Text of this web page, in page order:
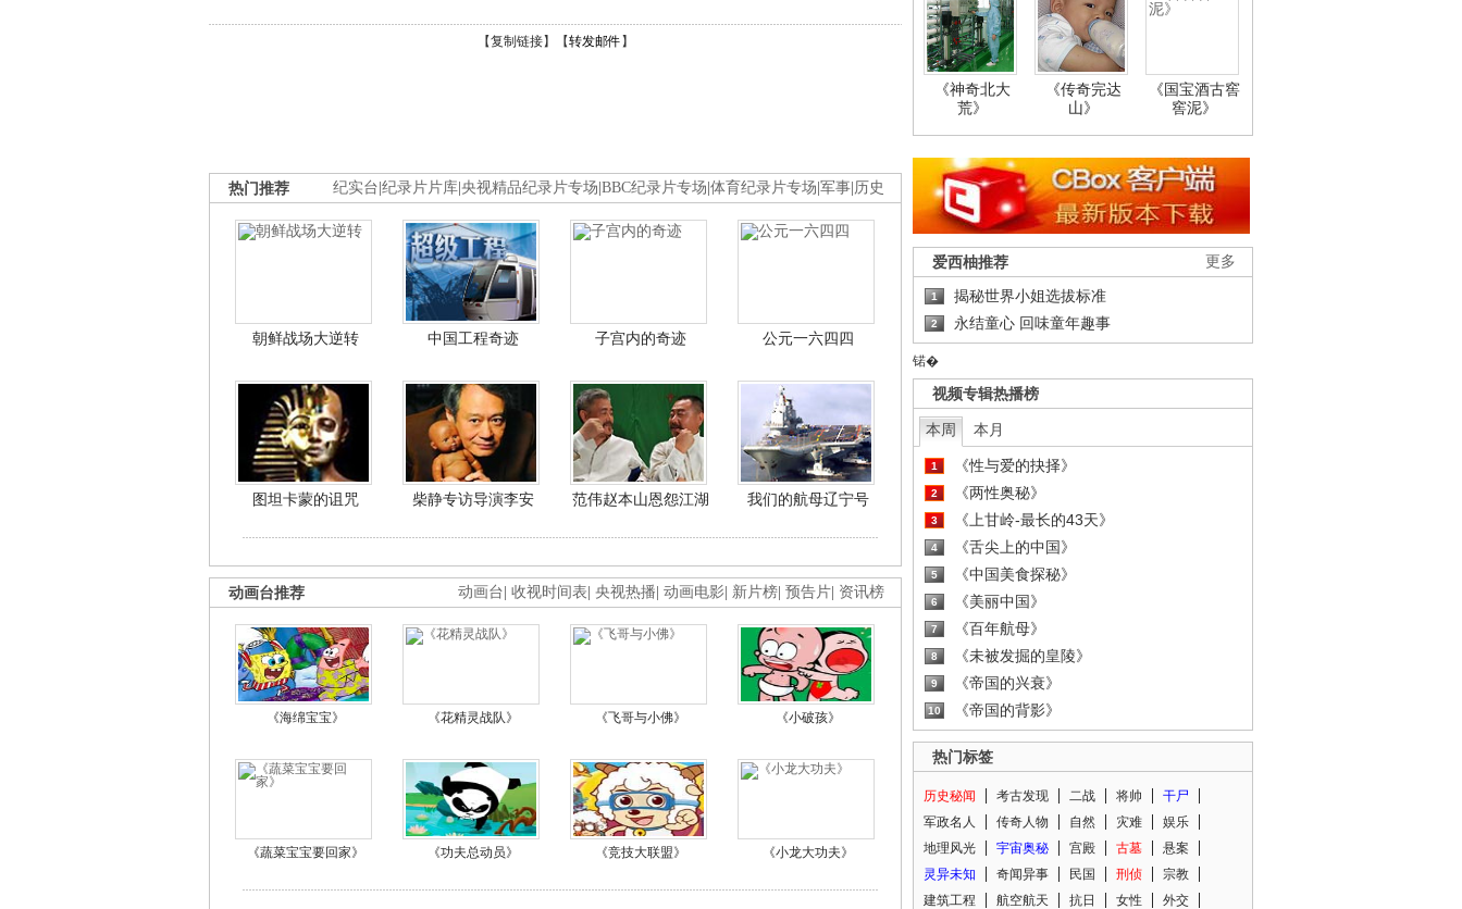
【复制链接】【转发邮件 】
纪实台 纪录片片库 央视精品纪录片专场 BBC纪录片专场 体育纪录片专场 军事 历史
热门推荐
朝鲜战场大逆转 中国工程奇迹 子宫内的奇迹 公元一六四四
图坦卡蒙的诅咒 柴静专访导演李安 范伟赵本山恩怨江湖 我们的航母辽宁号
动画台 收视时间表 央视热播 动画电影 新片榜 预告片 资讯榜
动画台推荐
《海绵宝宝》 《花精灵战队》 《飞哥与小佛》 《小破孩》
《蔬菜宝宝要回家》 《功夫总动员》 《竞技大联盟》 《小龙大功夫》
《神奇北大
荒》
《传奇完达
山》
《国宝酒古窖
窖泥》
更多
爱西柚推荐
1 揭秘世界小姐选拔标准
2 永结童心 回味童年趣事
锘�
视频专辑热播榜
本周 本月
1 《性与爱的抉择》
2 《两性奥秘》
3 《上甘岭-最长的43天》
4 《舌尖上的中国》
5 《中国美食探秘》
6 《美丽中国》
7 《百年航母》
8 《未被发掘的皇陵》
9 《帝国的兴衰》
10 《帝国的背影》
热门标签
历史秘闻 考古发现 二战 将帅
干尸
军政名人
传奇人物 自然 灾难
娱乐
地理风光
宇宙奥秘 宫殿 古墓
悬案
灵异未知
奇闻异事 民国 刑侦
宗教
建筑工程
航空航天 抗日 女性
外交